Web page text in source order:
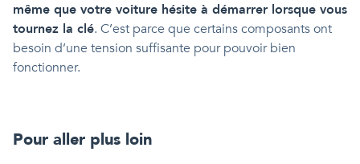
même que votre voiture hésite à démarrer lorsque vous
tournez la clé. C’est parce que certains composants ont
besoin d’une tension suffisante pour pouvoir bien
fonctionner.
Pour aller plus loin